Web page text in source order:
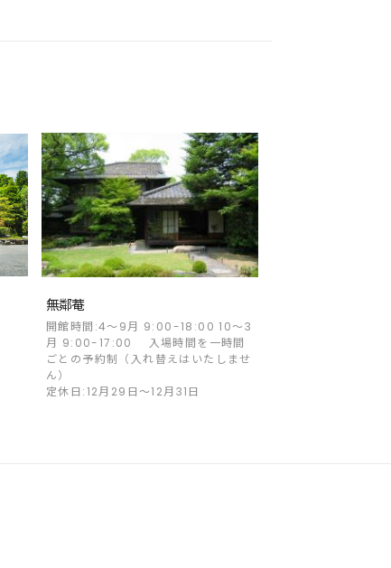
無鄰菴
開館時間:4～9月 9:00-18:00 10～3
月 9:00-17:00 入場時間を一時間
ごとの予約制（入れ替えはいたしませ
ん）
定休日:12月29日～12月31日